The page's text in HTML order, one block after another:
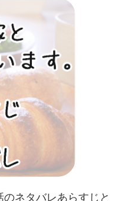
ネタバレあらすじと